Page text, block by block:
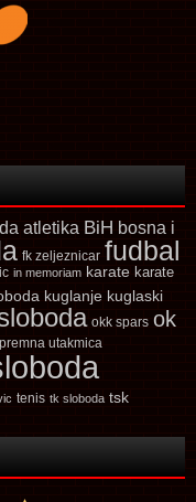
atletika BiH bosna i
fk zeljeznicar fudbal
in memoriam karate karate
kuglanje kuglaski
okk spars ok
utakmica
tenis tk sloboda tsk